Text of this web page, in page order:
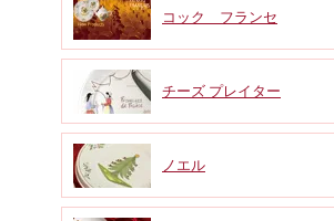
コック フランセ
チーズ プレイター
ノエル